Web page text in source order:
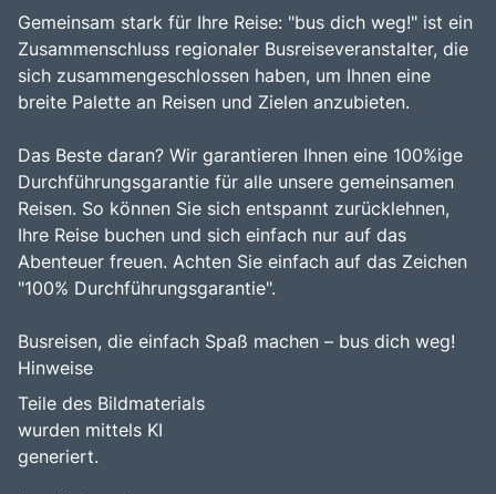
Gemeinsam stark für Ihre Reise: "bus dich weg!" ist ein
Zusammenschluss regionaler Busreiseveranstalter, die
sich zusammengeschlossen haben, um Ihnen eine
breite Palette an Reisen und Zielen anzubieten.
Das Beste daran? Wir garantieren Ihnen eine 100%ige
Durchführungsgarantie für alle unsere gemeinsamen
Reisen. So können Sie sich entspannt zurücklehnen,
Ihre Reise buchen und sich einfach nur auf das
Abenteuer freuen. Achten Sie einfach auf das Zeichen
"100% Durchführungsgarantie".
Busreisen, die einfach Spaß machen – bus dich weg!
Hinweise
Teile des Bildmaterials
wurden mittels KI
generiert.